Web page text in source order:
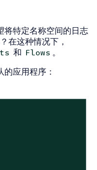
将特定名称空间的日志
在这种情况下，
和 Flows 。
应用程序：